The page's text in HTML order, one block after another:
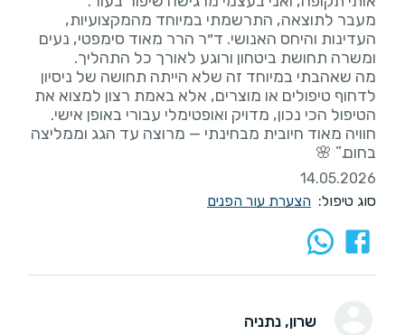
מעבר לתוצאה, התרשמתי במיוחד מהמקצועיות,
העדינות והיחס האנושי. ד״ר הרר מאוד סימפטי, נעים
מה שאהבתי במיוחד זה שלא הייתה תחושה של ניסיון
לדחוף טיפולים או מוצרים, אלא באמת רצון למצוא את
חוויה מאוד חיובית מבחינתי — מרוצה עד הגג וממליצה
בחום.” 🌸
14.05.2026
סוג טיפול: הצערת עור הפנים
שרון, נתניה